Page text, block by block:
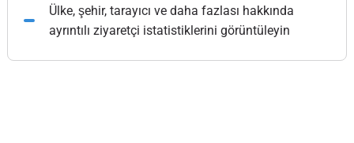
Ülke, şehir, tarayıcı ve daha fazlası hakkında
ayrıntılı ziyaretçi istatistiklerini görüntüleyin